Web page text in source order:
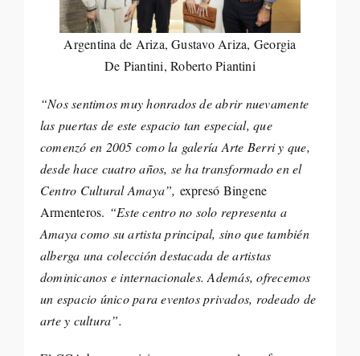
Argentina de Ariza, Gustavo Ariza, Georgia
De Piantini, Roberto Piantini
“Nos sentimos muy honrados de abrir nuevamente
las puertas de este espacio tan especial, que
comenzó en 2005 como la galería Arte Berri y que,
desde hace cuatro años, se ha transformado en el
Centro Cultural Amaya”, expresó Bingene
Armenteros. “Este centro no solo representa a
Amaya como su artista principal, sino que también
alberga una colección destacada de artistas
dominicanos e internacionales. Además, ofrecemos
un espacio único para eventos privados, rodeado de
arte y cultura”.